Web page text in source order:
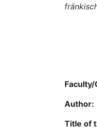
Faculty/
Author:
Title of